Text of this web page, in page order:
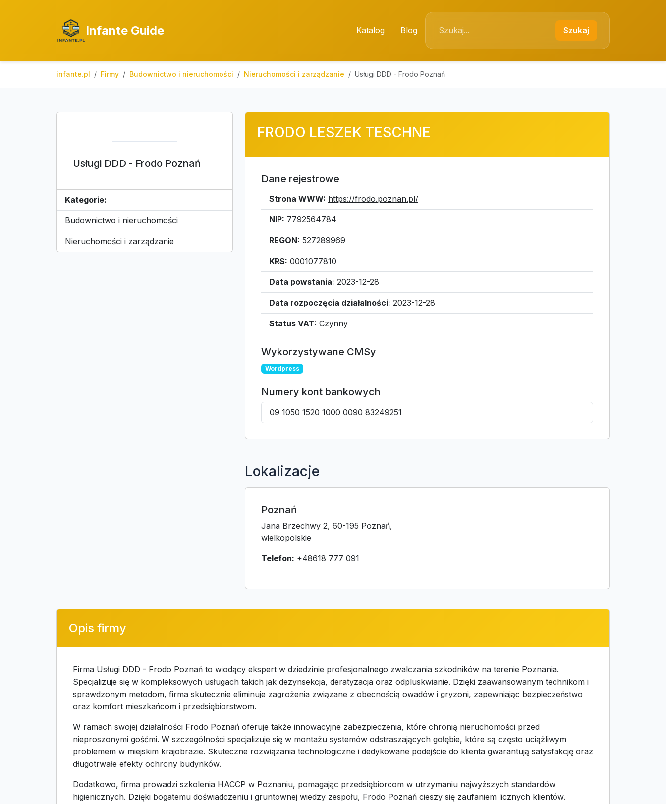
Infante Guide Katalog Blog Szukaj
infante.pl Firmy Budownictwo i nieruchomości Nieruchomości i zarządzanie Usługi DDD - Frodo Poznań
Usługi DDD - Frodo Poznań
Kategorie:
Budownictwo i nieruchomości
Nieruchomości i zarządzanie
FRODO LESZEK TESCHNE
Dane rejestrowe
Strona WWW: https://frodo.poznan.pl/
NIP: 7792564784
REGON: 527289969
KRS: 0001077810
Data powstania: 2023-12-28
Data rozpoczęcia działalności: 2023-12-28
Status VAT: Czynny
Wykorzystywane CMSy
Wordpress
Numery kont bankowych
09 1050 1520 1000 0090 83249251
Lokalizacje
Poznań
Jana Brzechwy 2, 60-195 Poznań,
wielkopolskie
Telefon: +48618 777 091
Opis firmy
Firma Usługi DDD - Frodo Poznań to wiodący ekspert w dziedzinie profesjonalnego zwalczania szkodników na terenie Poznania.
Specjalizuje się w kompleksowych usługach takich jak dezynsekcja, deratyzacja oraz odpluskwianie. Dzięki zaawansowanym technikom i
sprawdzonym metodom, firma skutecznie eliminuje zagrożenia związane z obecnością owadów i gryzoni, zapewniając bezpieczeństwo
oraz komfort mieszkańcom i przedsiębiorstwom.
W ramach swojej działalności Frodo Poznań oferuje także innowacyjne zabezpieczenia, które chronią nieruchomości przed
nieproszonymi gośćmi. W szczególności specjalizuje się w montażu systemów odstraszających gołębie, które są często uciążliwym
problemem w miejskim krajobrazie. Skuteczne rozwiązania technologiczne i dedykowane podejście do klienta gwarantują satysfakcję oraz
długotrwałe efekty ochrony budynków.
Dodatkowo, firma prowadzi szkolenia HACCP w Poznaniu, pomagając przedsiębiorcom w utrzymaniu najwyższych standardów
higienicznych. Dzięki bogatemu doświadczeniu i gruntownej wiedzy zespołu, Frodo Poznań cieszy się zaufaniem licznych klientów.